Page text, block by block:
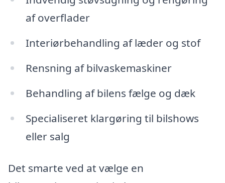
af overflader
Interiørbehandling af læder og stof
Rensning af bilvaskemaskiner
Behandling af bilens fælge og dæk
Specialiseret klargøring til bilshows
eller salg
Det smarte ved at vælge en